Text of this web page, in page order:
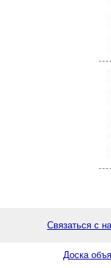
Связаться с
Доска